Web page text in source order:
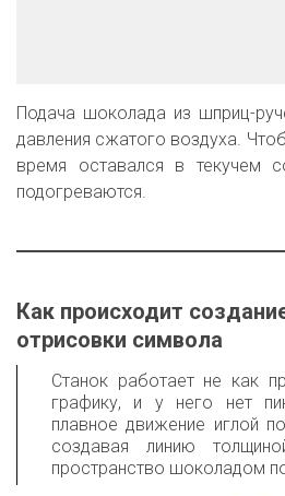
Подача шоколада из шприц-
давления сжатого воздуха.
время оставался в текучем
подогреваются.
Как происходит
отрисовки символа
Станок работает не как
графику, и у него нет
плавное движение иглой
создавая линию
пространство шоколадом